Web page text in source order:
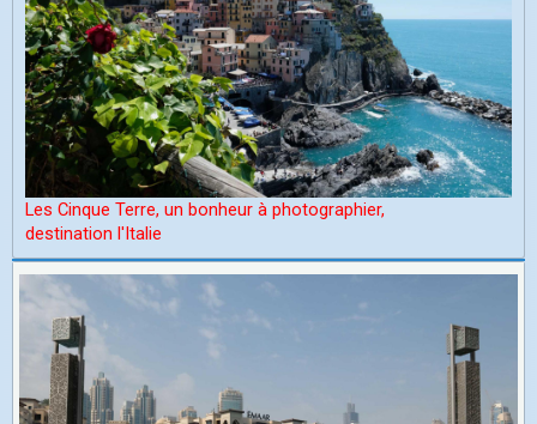
Les Cinque Terre, un bonheur à photographier,
destination l'Italie